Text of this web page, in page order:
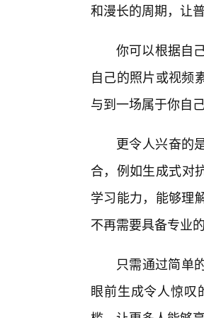
和漫长的周期，让
你可以根据自
自己的照片或视频
与到一场属于你自
更令人兴奋的
合，例如生成式对
学习能力，能够理
不再需要具备专业
只需通过简单
眼前生成令人惊叹